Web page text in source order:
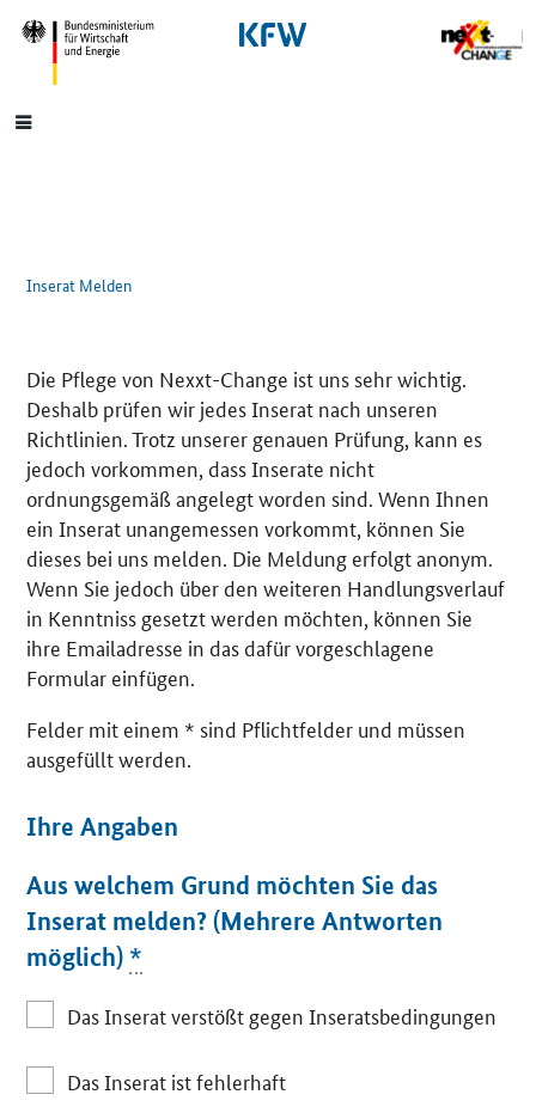
SrOnlyNavigation
Hauptmenü
Inserat Melden
Die Pflege von Nexxt-Change ist uns sehr wichtig.
Deshalb prüfen wir jedes Inserat nach unseren
Richtlinien. Trotz unserer genauen Prüfung, kann es
jedoch vorkommen, dass Inserate nicht
ordnungsgemäß angelegt worden sind. Wenn Ihnen
ein Inserat unangemessen vorkommt, können Sie
dieses bei uns melden. Die Meldung erfolgt anonym.
Wenn Sie jedoch über den weiteren Handlungsverlauf
in Kenntniss gesetzt werden möchten, können Sie
ihre Emailadresse in das dafür vorgeschlagene
Formular einfügen.
Felder mit einem * sind Pflichtfelder und müssen
ausgefüllt werden.
Ihre Angaben
Aus welchem Grund möchten Sie das
Inserat melden? (Mehrere Antworten
möglich) *
Das Inserat verstößt gegen Inseratsbedingungen
Das Inserat ist fehlerhaft